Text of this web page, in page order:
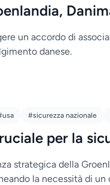
un accordo di
danese.
#sicurezza nazionale
per la
strategica della
la necessità di